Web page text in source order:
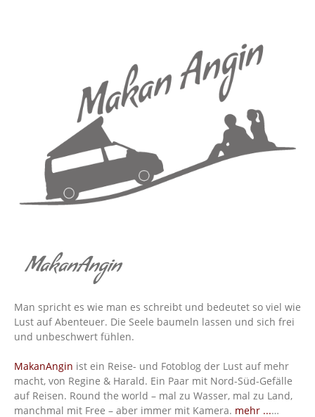
MakanAngin
Man spricht es wie man es schreibt und bedeutet so viel wie
Lust auf Abenteuer. Die Seele baumeln lassen und sich frei
und unbeschwert fühlen.
MakanAngin ist ein Reise- und Fotoblog der Lust auf mehr
macht, von Regine & Harald. Ein Paar mit Nord-Süd-Gefälle
auf Reisen. Round the world – mal zu Wasser, mal zu Land,
manchmal mit Free – aber immer mit Kamera. mehr ...…